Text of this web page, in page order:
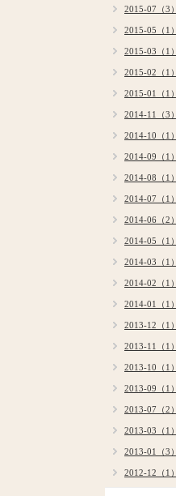
2015-07（3）
2015-05（1）
2015-03（1）
2015-02（1）
2015-01（1）
2014-11（3）
2014-10（1）
2014-09（1）
2014-08（1）
2014-07（1）
2014-06（2）
2014-05（1）
2014-03（1）
2014-02（1）
2014-01（1）
2013-12（1）
2013-11（1）
2013-10（1）
2013-09（1）
2013-07（2）
2013-03（1）
2013-01（3）
2012-12（1）